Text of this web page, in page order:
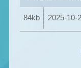
84kb 2025-10-